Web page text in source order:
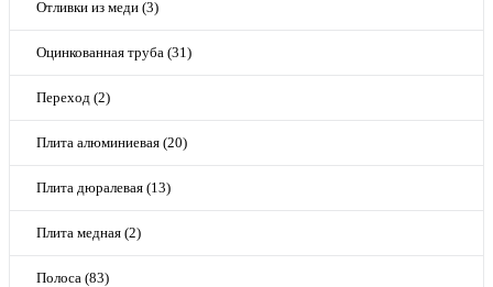
Отливки из меди (3)
Оцинкованная труба (31)
Переход (2)
Плита алюминиевая (20)
Плита дюралевая (13)
Плита медная (2)
Полоса (83)